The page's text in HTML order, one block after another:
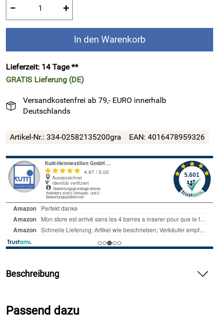
− +
In den Warenkorb
Lieferzeit: 14 Tage **
GRATIS Lieferung (DE)
Versandkostenfrei ab 79,- EURO innerhalb
Deutschlands
Artikel-Nr.: 334-02582135200gra EAN: 4016478959326
Beschreibung
Dunkelgrau – modernes Anthrazit mit leichter Blau Nuance
Passend dazu